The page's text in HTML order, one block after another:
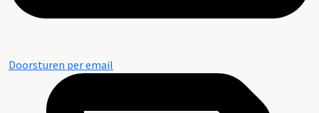
Doorsturen per email